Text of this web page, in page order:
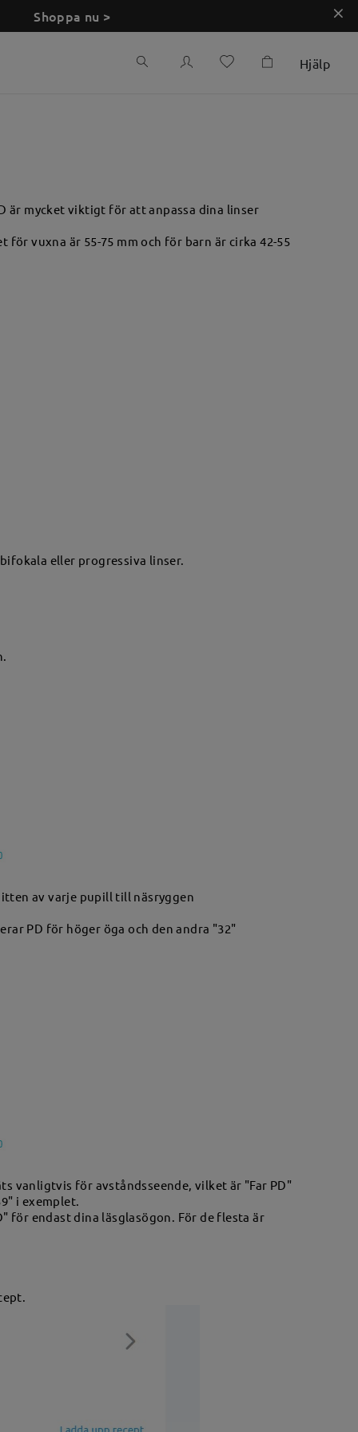
Shoppa nu >
Hjälp
är mycket viktigt för att anpassa dina linser
vuxna är 55-75 mm och för barn är cirka 42-55
eller progressiva linser.
av varje pupill till näsryggen
PD för höger öga och den andra "32"
vanligtvis för avståndsseende, vilket är "Far PD"
i exemplet.
för endast dina läsglasögon. För de flesta är